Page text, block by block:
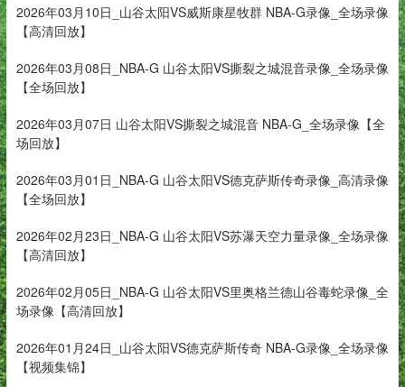
2026年03月10日_山谷太阳VS威斯康星牧群 NBA-G录像_全场录像
【高清回放】
2026年03月08日_NBA-G 山谷太阳VS撕裂之城混音录像_全场录像
【全场回放】
2026年03月07日 山谷太阳VS撕裂之城混音 NBA-G_全场录像【全
场回放】
2026年03月01日_NBA-G 山谷太阳VS德克萨斯传奇录像_高清录像
【全场回放】
2026年02月23日_NBA-G 山谷太阳VS苏瀑天空力量录像_全场录像
【高清回放】
2026年02月05日_NBA-G 山谷太阳VS里奥格兰德山谷毒蛇录像_全
场录像【高清回放】
2026年01月24日_山谷太阳VS德克萨斯传奇 NBA-G录像_全场录像
【视频集锦】